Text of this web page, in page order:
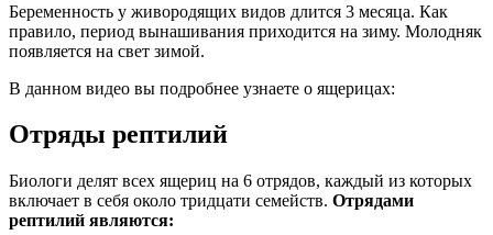
Беременность у живородящих видов длится 3 месяца. Как
правило, период вынашивания приходится на зиму. Молодняк
появляется на свет зимой.
В данном видео вы подробнее узнаете о ящерицах:
Отряды рептилий
Биологи делят всех ящериц на 6 отрядов, каждый из которых
включает в себя около тридцати семейств. Отрядами
рептилий являются: